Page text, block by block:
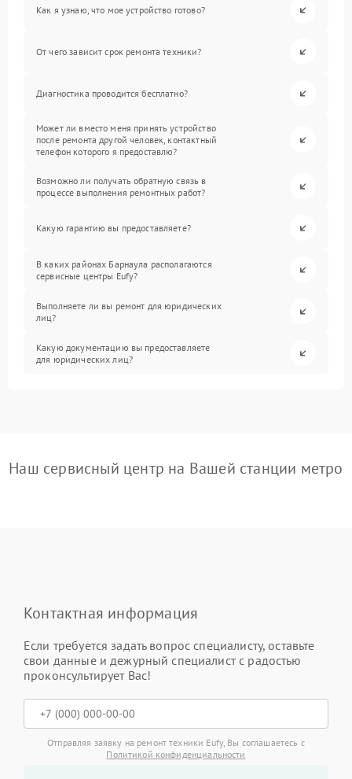
Как я узнаю, что мое устройство готово?
От чего зависит срок ремонта техники?
Диагностика проводится бесплатно?
Может ли вместо меня принять устройство
после ремонта другой человек, контактный
телефон которого я предоставлю?
Возможно ли получать обратную связь в
процессе выполнения ремонтных работ?
Какую гарантию вы предоставляете?
В каких районах Барнаула располагаются
сервисные центры Eufy?
Выполняете ли вы ремонт для юридических
лиц?
Какую документацию вы предоставляете
для юридических лиц?
Наш сервисный центр на Вашей станции метро
Контактная информация
Если требуется задать вопрос специалисту, оставьте
свои данные и дежурный специалист с радостью
проконсультирует Вас!
Отправляя заявку на ремонт техники Eufy, Вы соглашаетесь с
Политикой конфиденциальности